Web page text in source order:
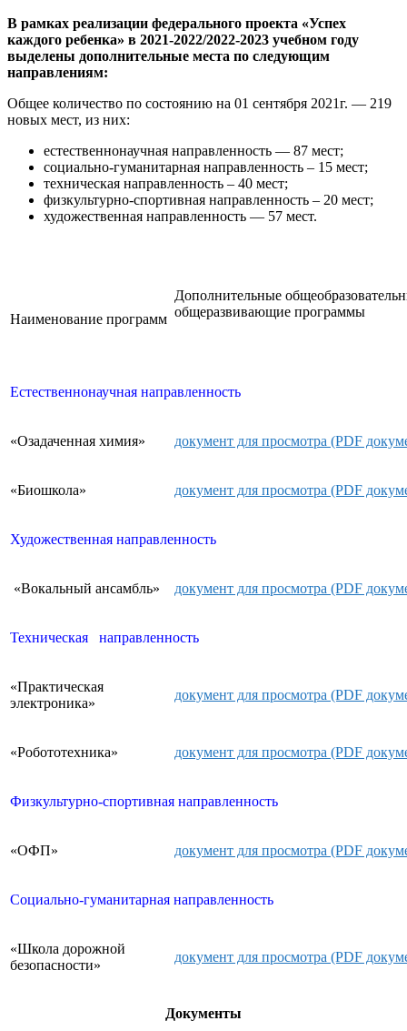
В рамках реализации федерального проекта «Успех
каждого ребенка» в 2021-2022/2022-2023 учебном году
выделены дополнительные места по следующим
направлениям:
Общее количество по состоянию на 01 сентября 2021г. — 219
новых мест, из них:
естественнонаучная направленность — 87 мест;
социально-гуманитарная направленность – 15 мест;
техническая направленность – 40 мест;
физкультурно-спортивная направленность – 20 мест;
художественная направленность — 57 мест.
Наименование программ
Дополнительные
общеразвивающие программы
Естественнонаучная направленность
«Озадаченная химия» документ для просмотра (PDF
«Биошкола» документ для просмотра (PDF
Художественная направленность
«Вокальный ансамбль» документ для просмотра (PDF
Техническая направленность
«Практическая
электроника»
документ для просмотра (PDF
«Робототехника» документ для просмотра (PDF
Физкультурно-спортивная направленность
«ОФП» документ для просмотра (PDF
Социально-гуманитарная направленность
«Школа дорожной
безопасности»
документ для просмотра (PDF
Документы